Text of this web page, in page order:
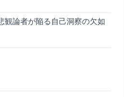
観論者が陥る自己洞察の欠如